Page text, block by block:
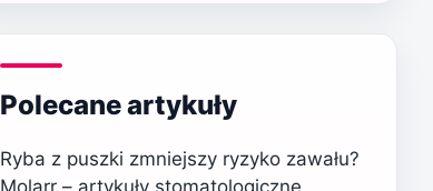
Polecane artykuły
Ryba z puszki zmniejszy ryzyko zawału?
Molarr – artykuły stomatologiczne